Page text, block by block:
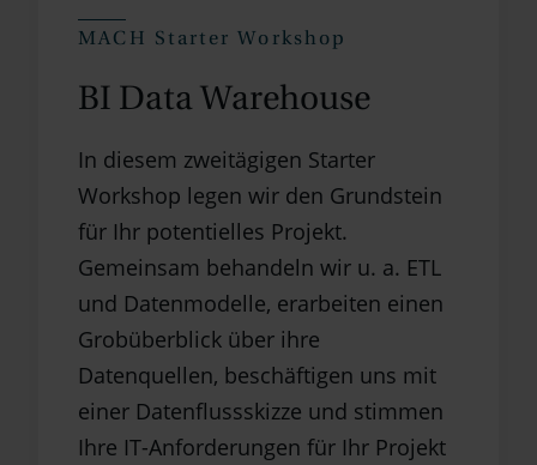
MACH Starter Workshop
BI Data Warehouse
In diesem zweitägigen Starter
Workshop legen wir den Grundstein
für Ihr potentielles Projekt.
Gemeinsam behandeln wir u. a. ETL
und Datenmodelle, erarbeiten einen
Grobüberblick über ihre
Datenquellen, beschäftigen uns mit
einer Datenflussskizze und stimmen
Ihre IT-Anforderungen für Ihr Projekt